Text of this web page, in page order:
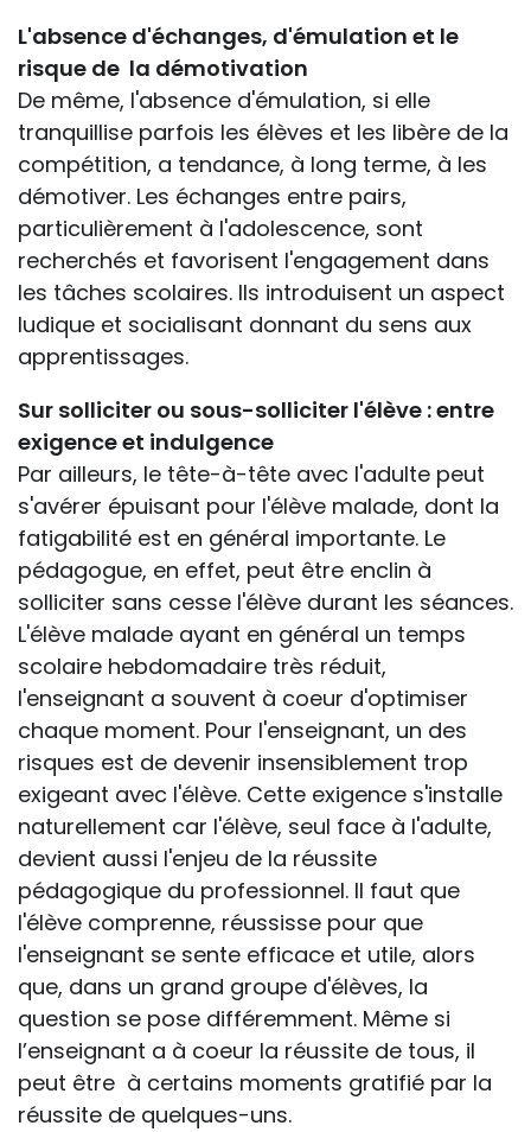
L'absence d'échanges, d'émulation et le
risque de la démotivation
De même, l'absence d'émulation, si elle
tranquillise parfois les élèves et les libère de la
compétition, a tendance, à long terme, à les
démotiver. Les échanges entre pairs,
particulièrement à l'adolescence, sont
recherchés et favorisent l'engagement dans
les tâches scolaires. Ils introduisent un aspect
ludique et socialisant donnant du sens aux
apprentissages.
Sur solliciter ou sous-solliciter l'élève : entre
exigence et indulgence
Par ailleurs, le tête-à-tête avec l'adulte peut
s'avérer épuisant pour l'élève malade, dont la
fatigabilité est en général importante. Le
pédagogue, en effet, peut être enclin à
solliciter sans cesse l'élève durant les séances.
L'élève malade ayant en général un temps
scolaire hebdomadaire très réduit,
l'enseignant a souvent à coeur d'optimiser
chaque moment. Pour l'enseignant, un des
risques est de devenir insensiblement trop
exigeant avec l'élève. Cette exigence s'installe
naturellement car l'élève, seul face à l'adulte,
devient aussi l'enjeu de la réussite
pédagogique du professionnel. Il faut que
l'élève comprenne, réussisse pour que
l'enseignant se sente efficace et utile, alors
que, dans un grand groupe d'élèves, la
question se pose différemment. Même si
l’enseignant a à coeur la réussite de tous, il
peut être à certains moments gratifié par la
réussite de quelques-uns.